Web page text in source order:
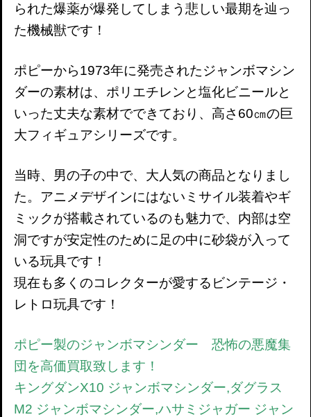
られた爆薬が爆発してしまう悲しい最期を辿っ
た機械獣です！
ポピーから1973年に発売されたジャンボマシン
ダーの素材は、ポリエチレンと塩化ビニールと
いった丈夫な素材でできており、高さ60㎝の巨
大フィギュアシリーズです。
当時、男の子の中で、大人気の商品となりまし
た。アニメデザインにはないミサイル装着やギ
ミックが搭載されているのも魅力で、内部は空
洞ですが安定性のために足の中に砂袋が入って
いる玩具です！
現在も多くのコレクターが愛するビンテージ・
レトロ玩具です！
ポピー製のジャンボマシンダー 恐怖の悪魔集
団を高価買取致します！
キングダンX10 ジャンボマシンダー,ダグラス
M2 ジャンボマシンダー,ハサミジャガー ジャン